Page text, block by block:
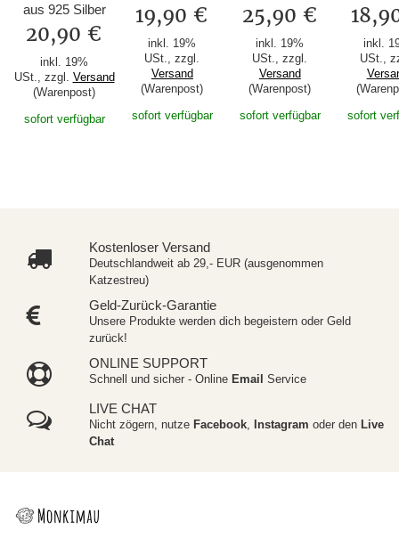
aus 925 Silber
20,90 €
inkl. 19%
USt., zzgl. Versand
(Warenpost)
sofort verfügbar
19,90 €
inkl. 19%
USt., zzgl.
Versand
(Warenpost)
sofort verfügbar
25,90 €
inkl. 19%
USt., zzgl.
Versand
(Warenpost)
sofort verfügbar
inkl.
USt.,
sofort
Kostenloser Versand
Deutschlandweit ab 29,- EUR (ausgenommen
Katzestreu)
Geld-Zurück-Garantie
Unsere Produkte werden dich begeistern oder Geld
zurück!
ONLINE SUPPORT
Schnell und sicher - Online Email Service
LIVE CHAT
Nicht zögern, nutze Facebook, Instagram oder denLive
Chat